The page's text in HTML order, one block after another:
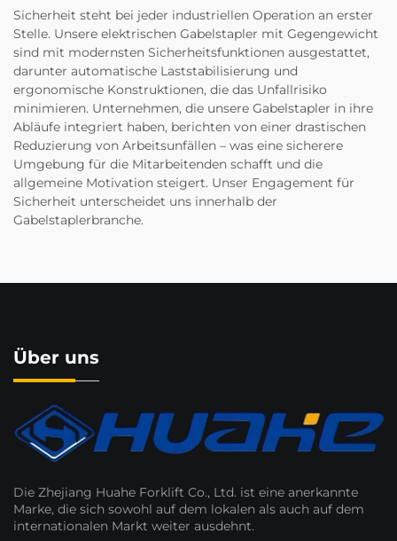
Sicherheit steht bei jeder industriellen Operation an erster
Stelle. Unsere elektrischen Gabelstapler mit Gegengewicht
sind mit modernsten Sicherheitsfunktionen ausgestattet,
darunter automatische Laststabilisierung und
ergonomische Konstruktionen, die das Unfallrisiko
minimieren. Unternehmen, die unsere Gabelstapler in ihre
Abläufe integriert haben, berichten von einer drastischen
Reduzierung von Arbeitsunfällen – was eine sicherere
Umgebung für die Mitarbeitenden schafft und die
allgemeine Motivation steigert. Unser Engagement für
Sicherheit unterscheidet uns innerhalb der
Gabelstaplerbranche.
Über uns
Die Zhejiang Huahe Forklift Co., Ltd. ist eine anerkannte
Marke, die sich sowohl auf dem lokalen als auch auf dem
internationalen Markt weiter ausdehnt.